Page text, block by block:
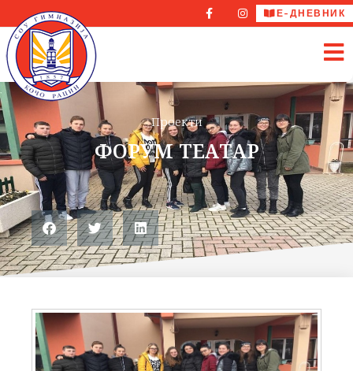
Е-ДНЕВНИК
Проекти
ФОРУМ ТЕАТАР